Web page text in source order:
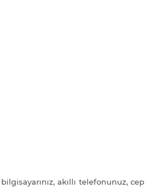
akıllı telefonunuz, cep